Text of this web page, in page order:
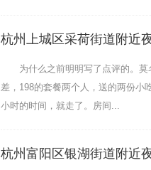
音效一般，环境不错，点
新鲜！唱歌的隔音效果不是
为什么之前明明写了点评的。莫
差，198的套餐两个人，送的两份小
小时的时间，就走了。房间...
杭州富阳区银湖街道附近